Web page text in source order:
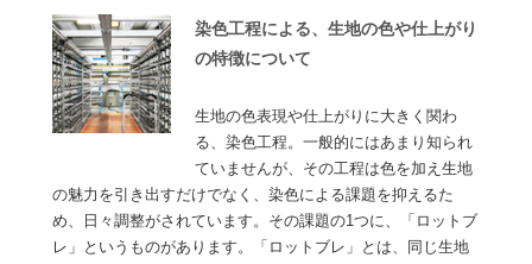
染色工程による、生地の色や仕上がり
の特徴について
生地の色表現や仕上がりに大きく関わ
る、染色工程。一般的にはあまり知られ
ていませんが、その工程は色を加え生地
の魅力を引き出すだけでなく、染色による課題を抑えるた
め、日々調整がされています。その課題の1つに、「ロットブ
レ」というものがあります。「ロットブレ」とは、同じ生地